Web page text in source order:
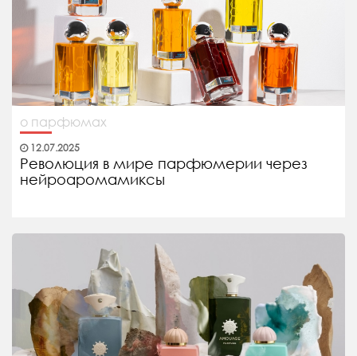
о парфюмах
12.07.2025
Революция в мире парфюмерии через
нейроаромамиксы